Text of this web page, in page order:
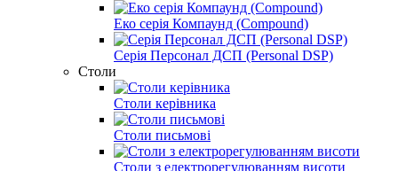
Еко серія Компаунд (Compound)
Серія Персонал ДСП (Personal DSP)
Столи
Столи керівника
Столи письмові
Столи з електрорегулюванням висоти